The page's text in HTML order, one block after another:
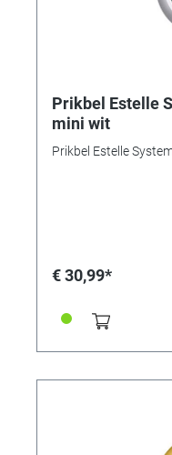
Prikbel Estelle
mini wit
Prikbel Estelle
€ 30,99*